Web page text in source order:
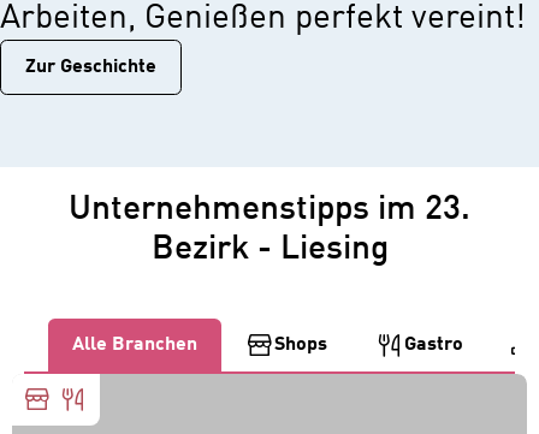
Arbeiten, Genießen perfekt vereint!
Zur Geschichtе
Unternehmenstipps im 23.
Bezirk - Liesing
Alle Branchen Shops Gastro